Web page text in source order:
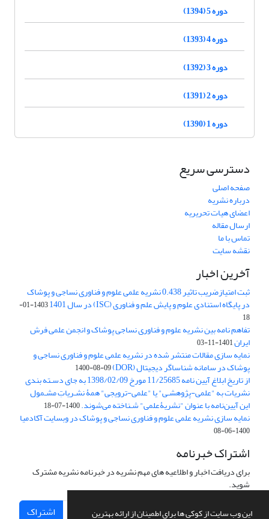
این وب سایت از کوکی ها برای اطمینان از ارائه بهترین
دوره 5 (1394)
دوره 4 (1393)
دوره 3 (1392)
دوره 2 (1391)
دوره 1 (1390)
دسترسی سریع
صفحه اصلی
درباره نشریه
اعضای هیات تحریریه
ارسال مقاله
تماس با ما
نقشه سایت
آخرین اخبار
ثبت امتیازضریب تاثیر 0.438 نشریه علمی علوم و فناوری نساجی و پوشاک
در پایگاه استنادی علوم و پایش علم و فناوری (ISC) در سال 1401
1403-01-
18
تفاهم نامه بین نشریه علوم و فناوری نساجی پوشاک و انجمن علمی فرش
ایران1401-11-03
نمایه سازی مقالات منتشر شده در نشریه علمی علوم و فناوری نساجی و
پوشاک در سامانه شناساگر دیجیتال (DOR) 1400-08-09
از تاریخ ابلاغ آیین نامه 11/25685 مورخ 1398/02/09 به جای دسـته بندی
نشریات به "علمی-پژوهشـی" یا "علمی-ترویجی" همۀ نشـریاتِ مشـمول
این آیین‌نامه با عنوان "نشریۀعلمی" شـناخته می‌شوند.1400-07-18
نمایه سازی نشریه علمی علوم و فناوری نساجی و پوشاک در وبسایت آکادمیا
1400-06-08
اشتراک خبرنامه
برای دریافت اخبار و اطلاعیه های مهم نشریه در خبرنامه نشریه مشترک
شوید.
اشتراک